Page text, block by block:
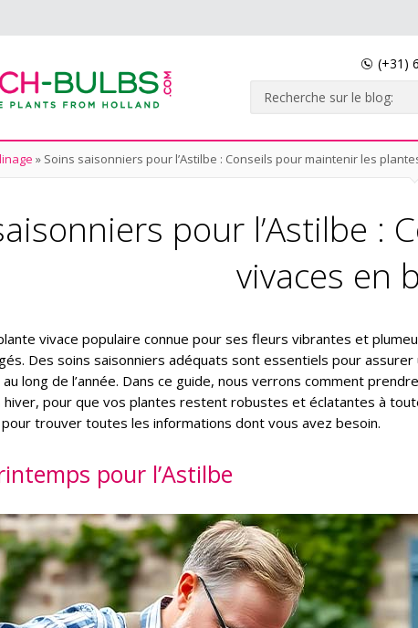
(+31)
» Soins saisonniers pour l’Astilbe : Conseils pour maintenir les
pour l’Astilbe :
vivaces en
vivace populaire connue pour ses fleurs vibrantes et
Des soins saisonniers adéquats sont essentiels pour
long de l’année. Dans ce guide, nous verrons comment
hiver, pour que vos plantes restent robustes et éclatantes à
trouver toutes les informations dont vous avez besoin.
pour l’Astilbe